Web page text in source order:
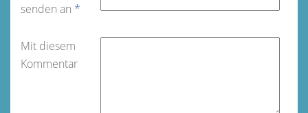
senden an *
Mit diesem
Kommentar